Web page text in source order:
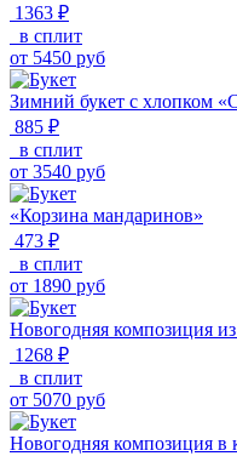
1363 ₽
в сплит
от 5450 руб
Зимний букет с хлопком
885 ₽
в сплит
от 3540 руб
«Корзина мандаринов»
473 ₽
в сплит
от 1890 руб
Новогодняя композиция
1268 ₽
в сплит
от 5070 руб
Новогодняя композиция в